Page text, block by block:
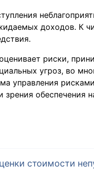
доходов. К
риски,
угроз, во
управления
зрения
стоимости